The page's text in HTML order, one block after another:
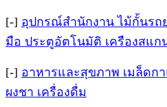
[-] อุปกรณ์สำนักงาน ไม้กั้นรถ
มือ ประตูอัตโนมัติ เครืองสแก
[-] อาหารและสุขภาพ เมล็ดก
ผงชา เครื่องดื่ม